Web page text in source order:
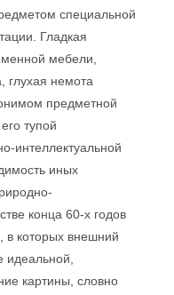
специальной
Гладкая
мебели,
глухая немота
предметной
тупой
интеллектуальной
иных
конца 60-х годов
в которых внешний
идеальной,
картины, словно